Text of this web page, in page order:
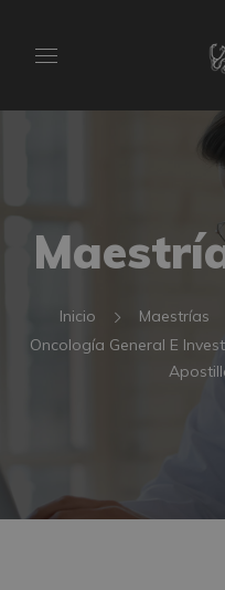
Inicio Maestrías
Oncología General E